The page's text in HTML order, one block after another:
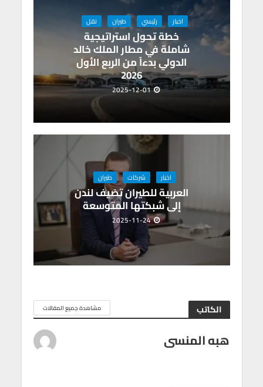
اخبار رئيسي طيران نقل
خطة تحول استراتيجية
شاملة في مطار الملك خالد
الدولي بدءاً من الربع الأول
2026
2025-12-01
اخبار شركات طيران
العربية للطيران تضيف لندن
إلى شبكتها المتوسعة
2025-11-24
الكاتب مشاهدة جميع المقالات
هبه المنسى